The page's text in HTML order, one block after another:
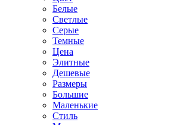
Белые
Светлые
Серые
Темные
Цена
Элитные
Дешевые
Размеры
Большие
Маленькие
Стиль